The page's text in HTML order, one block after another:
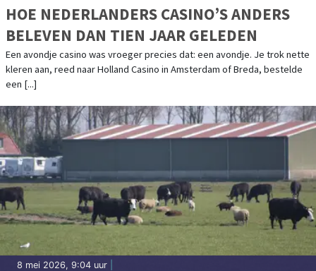
HOE NEDERLANDERS CASINO’S ANDERS
BELEVEN DAN TIEN JAAR GELEDEN
Een avondje casino was vroeger precies dat: een avondje. Je trok nette
kleren aan, reed naar Holland Casino in Amsterdam of Breda, bestelde
een [...]
8 mei 2026, 9:04 uur